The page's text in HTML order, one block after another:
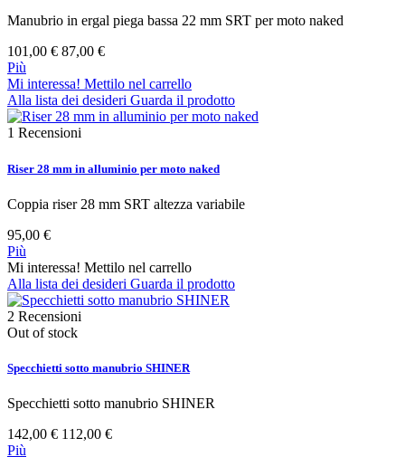
Manubrio in ergal piega bassa 22 mm SRT per moto naked
101,00 € 87,00 €
Più
Mi interessa! Mettilo nel carrello
Alla lista dei desideri Guarda il prodotto
1 Recensioni
Riser 28 mm in alluminio per moto naked
Coppia riser 28 mm SRT altezza variabile
95,00 €
Più
Mi interessa! Mettilo nel carrello
Alla lista dei desideri Guarda il prodotto
2 Recensioni
Out of stock
Specchietti sotto manubrio SHINER
Specchietti sotto manubrio SHINER
142,00 € 112,00 €
Più